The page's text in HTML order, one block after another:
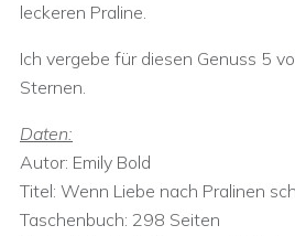
leckeren Praline.
Ich vergebe für diesen Genuss 5
Sternen.
Daten:
Autor: Emily Bold
Titel: Wenn Liebe nach Pralinen
Taschenbuch: 298 Seiten